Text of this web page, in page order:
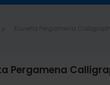
Pergamena